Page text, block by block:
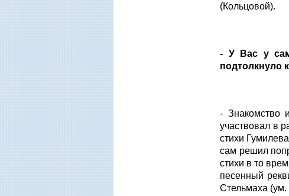
(Кольцовой).
- У Вас у
подтолкнуло
- Знакомство
участвовал в
стихи
сам решил
стихи в то
песенный
Стельмаха (ум.